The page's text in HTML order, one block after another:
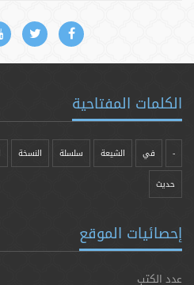
الكلمات المفتاحية
- في الشيعة سلسلة النسخة
حدیث
إحصائيات الموقع
عدد الكتب